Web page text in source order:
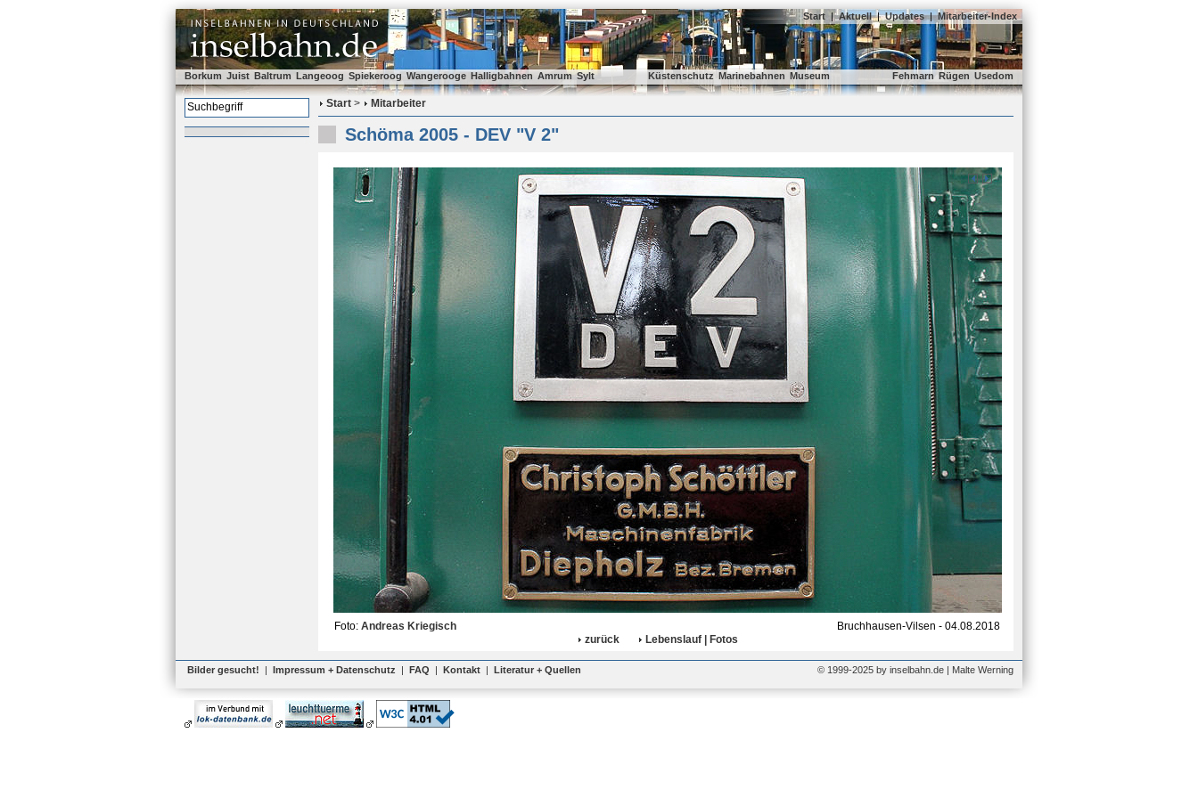
Start | Aktuell | Updates | Mitarbeiter-Index
Borkum Juist Baltrum Langeoog Spiekeroog Wangerooge Halligbahnen Amrum Sylt Küstenschutz Marinebahnen Museum Fehmarn Rügen Usedom
Start > Mitarbeiter
Schöma 2005 - DEV "V 2"
Foto: Andreas Kriegisch
Bruchhausen-Vilsen - 04.08.2018
zurück
Lebenslauf | Fotos
Bilder gesucht! | Impressum + Datenschutz | FAQ | Kontakt | Literatur + Quellen © 1999-2025 by inselbahn.de | Malte Werning